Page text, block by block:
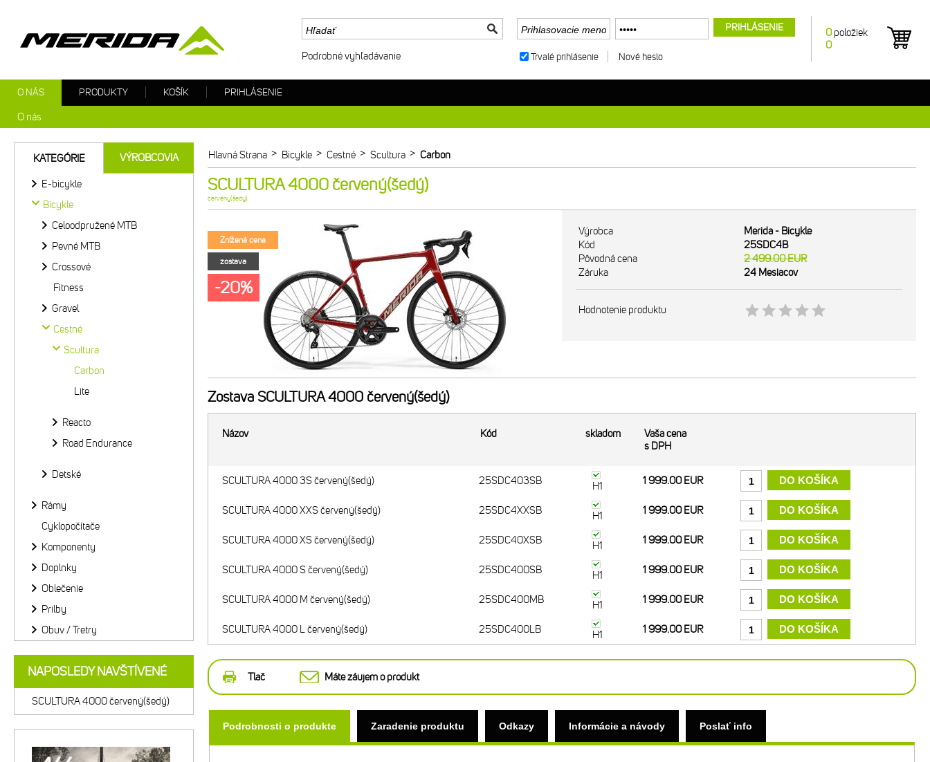
Hlavná Strana > Bicykle > Cestné > Scultura > Carbon
SCULTURA 4000 červený(šedý)
červený(šedý)
Znížená cena
zostava
-20%
Výrobca
Merida - Bicykle
Kód
25SDC4B
Pôvodná cena
2 499.00EUR
Záruka
24 Mesiacov
Hodnotenie produktu
Zostava SCULTURA 4000 červený(šedý)
Názov Kód skladom
Vaša cena
s DPH
SCULTURA 4000 3S červený(šedý) 25SDC403SB H1 1 999.00 EUR
SCULTURA 4000 XXS červený(šedý) 25SDC4XXSB H1 1 999.00 EUR
SCULTURA 4000 XS červený(šedý) 25SDC40XSB H1 1 999.00 EUR
SCULTURA 4000 S červený(šedý) 25SDC400SB H1 1 999.00 EUR
SCULTURA 4000 M červený(šedý) 25SDC400MB H1 1 999.00 EUR
SCULTURA 4000 L červený(šedý) 25SDC400LB H1 1 999.00 EUR
Tlač Máte záujem o produkt
Podrobnosti o produkte Zaradenie produktu Odkazy Informácie a návody Poslať info
KATEGÓRIE VÝROBCOVIA
E-bicykle
Bicykle
Celoodpružené MTB
Pevné MTB
Crossové
Fitness
Gravel
Cestné
Scultura
Carbon
Lite
Reacto
Road Endurance
Detské
Rámy
Cyklopočítače
Komponenty
Doplnky
Oblečenie
Prilby
Obuv / Tretry
NAPOSLEDY NAVŠTÍVENÉ
SCULTURA 4000 červený(šedý)
Podrobné vyhľadávanie
O NÁS
O nás
PRODUKTY KOŠÍK PRIHLÁSENIE
0 položiek
0
PRIHLÁSENIE
Trvalé prihlásenie Nové heslo